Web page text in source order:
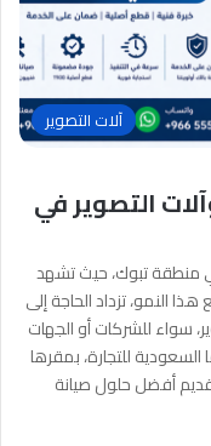
آلات التصوير
التصوير في
منطقة تبوك، حيث تشهد
النمو، تزداد الحاجة إلى
سواء للشركات أو الجهات
للتجارة، بمقرها
أفضل حلول صيانة